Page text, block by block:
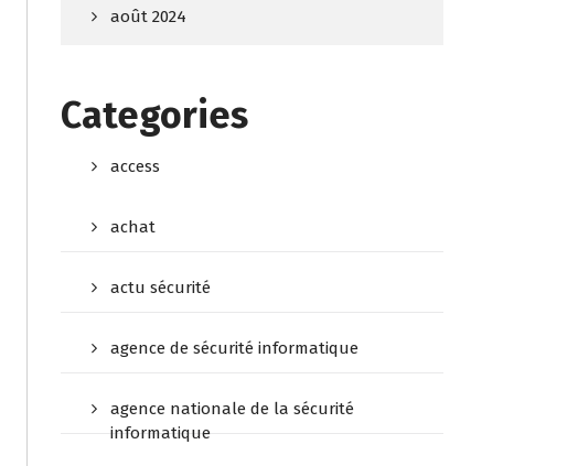
août 2024
Categories
access
achat
actu sécurité
agence de sécurité informatique
agence nationale de la sécurité
informatique